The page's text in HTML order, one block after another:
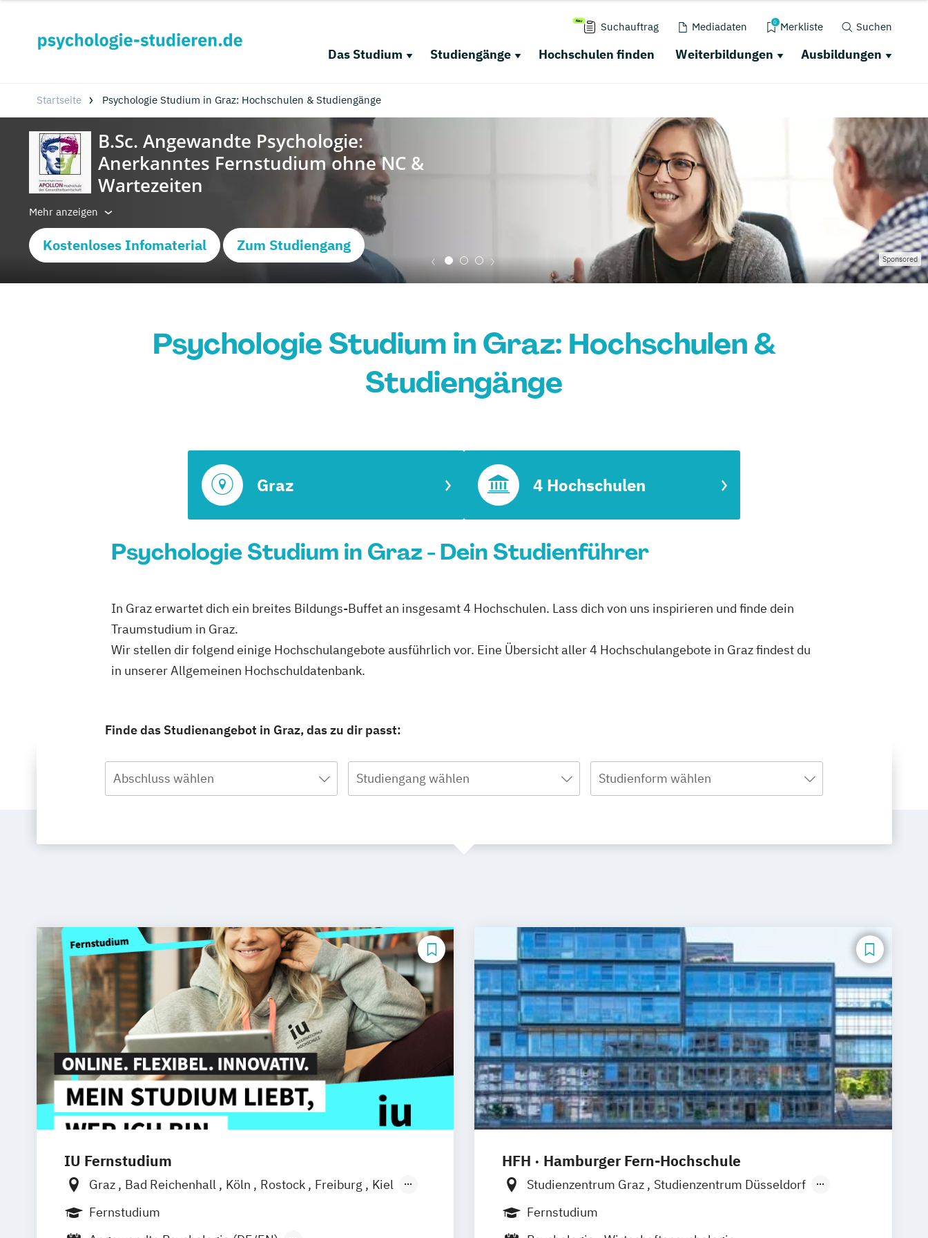
Suchauftrag Mediadaten 0 Merkliste Suchen
Das Studium Studiengänge Hochschulen finden Weiterbildungen Ausbildungen
Startseite Psychologie Studium in Graz: Hochschulen & Studiengänge
Mehr anzeigen
Kostenloses Infomaterial Zum Studiengang
Sponsored
Psychologie Studium in Graz: Hochschulen &
Studiengänge
Graz 4 Hochschulen
Psychologie Studium in Graz - Dein Studienführer
In Graz erwartet dich ein breites Bildungs-Buffet an insgesamt 4 Hochschulen. Lass dich von uns inspirieren und finde dein
Traumstudium in Graz.
Wir stellen dir folgend einige Hochschulangebote ausführlich vor. Eine Übersicht aller 4 Hochschulangebote in Graz findest du
in unserer Allgemeinen Hochschuldatenbank.
Finde das Studienangebot in Graz, das zu dir passt:
Abschluss wählen Studiengang wählen Studienform wählen
IU Fernstudium
Graz Bad Reichenhall Köln Rostock Freiburg
Kiel
Frankfurt am Main
Fernstudium
HFH · Hamburger Fern-Hochschule
Studienzentrum Graz
Studienzentrum Düsseldorf
Studienzentrum Hamburg
Fernstudium